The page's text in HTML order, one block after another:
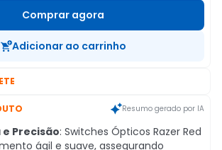
Comprar agora
Adicionar ao carrinho
Resumo gerado por IA
Precisão: Switches Ópticos Razer Red
ágil e suave, assegurando